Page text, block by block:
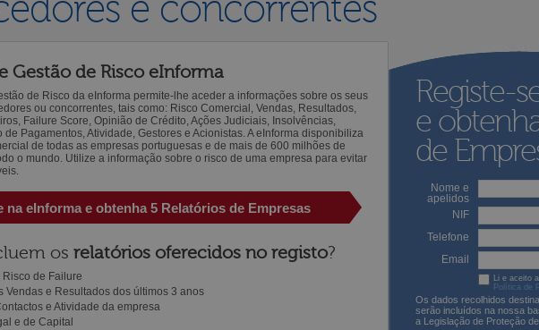
Registe-
e
de
Nome e
apelidos
NIF
Telefone
Email
Li e aceito
Política de
Os dados recolhidos
serão incluídos na nossa
a Legislação de Proteção
e concorrentes
Gestão de Risco eInforma
de Risco da eInforma permite-lhe aceder a informações sobre os seus
ou concorrentes, tais como: Risco Comercial, Vendas, Resultados,
Failure Score, Opinião de Crédito, Ações Judiciais, Insolvências,
de Pagamentos, Atividade, Gestores e Acionistas. A eInforma disponibiliza
de todas as empresas portuguesas e de mais de 600 milhões de
o mundo. Utilize a informação sobre o risco de uma empresa para evitar
na eInforma e obtenha 5 Relatórios de Empresas
os relatórios oferecidos no registo?
de Failure
Vendas e Resultados dos últimos 3 anos
e Atividade da empresa
e de Capital